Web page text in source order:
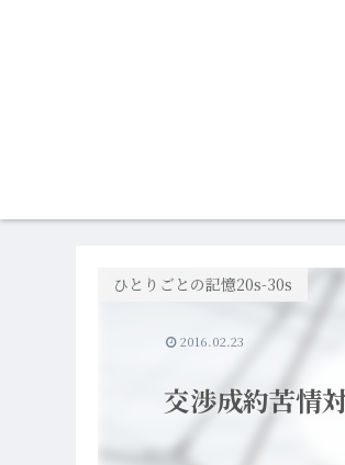
交渉成約苦情
ひとりごとの記憶20s-30s
2016.02.23